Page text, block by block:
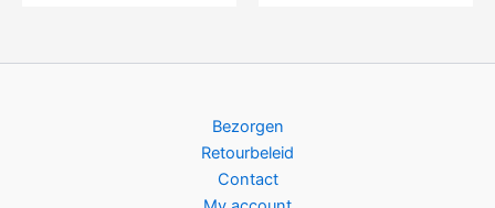
Bezorgen
Retourbeleid
Contact